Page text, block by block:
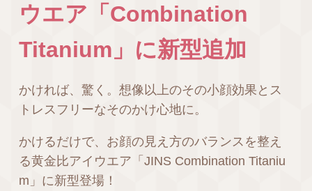
ウエア「Combination
Titanium」に新型追加
かければ、驚く。想像以上のその小顔効果とス
トレスフリーなそのかけ心地に。
かけるだけで、お顔の見え方のバランスを整え
る黄金比アイウエア「JINS Combination Titaniu
m」に新型登場！